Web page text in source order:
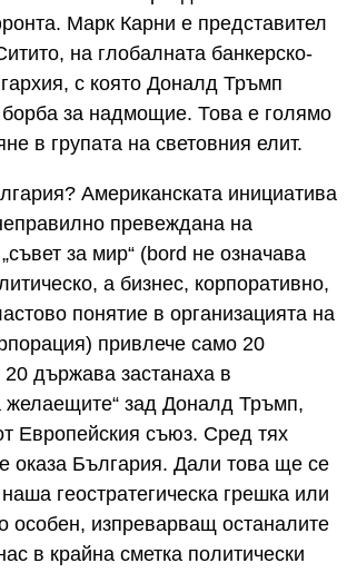
Марк Карни е представител
на глобалната банкерско-
с която Доналд Тръмп
за надмощие. Това е голямо
в групата на световния елит.
Американската инициатива
превеждана на
за мир“ (bord не означава
а бизнес, корпоративно,
понятие в организацията на
привлече само 20
държава застанаха в
желаещите“ зад Доналд Тръмп,
Европейския съюз. Сред тях
оказа България. Дали това ще се
геостратегическа грешка или
особен, изпреварващ останалите
в крайна сметка политически